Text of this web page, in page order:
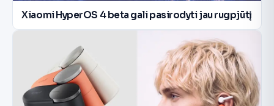
Xiaomi HyperOS 4 beta gali pasirodyti jau rugpjūtį